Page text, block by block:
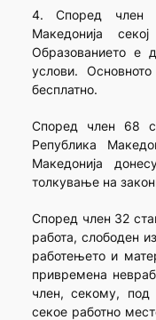
4. Според член
Македонија
Образованието е
услови.
бесплатно.
Според член 68
Република
Македонија
толкување на
Според член 32
работа, слободен
работењето и
привремена
член, секому,
секое работно